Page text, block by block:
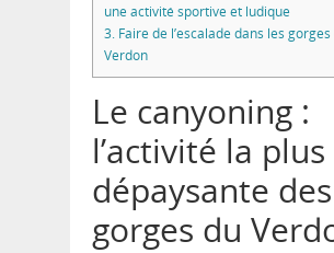
une activité sportive et ludique
3. Faire de l’escalade dans les
Verdon
Le canyoning :
l’activité la plus
dépaysante des
gorges du